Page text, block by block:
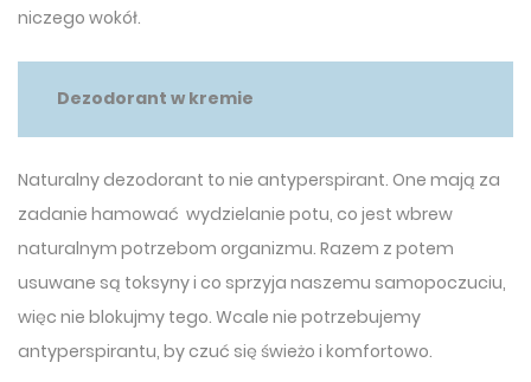
niczego wokół.
Dezodorant w kremie
Naturalny dezodorant to nie antyperspirant. One mają za
zadanie hamować wydzielanie potu, co jest wbrew
naturalnym potrzebom organizmu. Razem z potem
usuwane są toksyny i co sprzyja naszemu samopoczuciu,
więc nie blokujmy tego. Wcale nie potrzebujemy
antyperspirantu, by czuć się świeżo i komfortowo.